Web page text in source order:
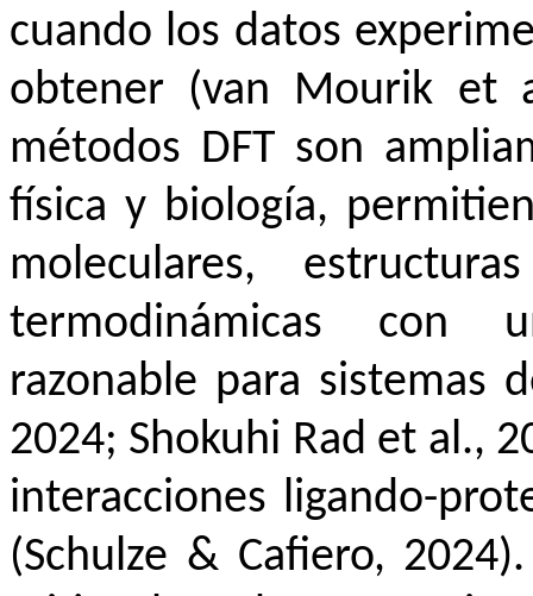
cuando los datos
obtener (van Mourik et
métodos DFT son
física y biología,
moleculares,
termodinámicas con
razonable para sistemas
2024; Shokuhi Rad et al.,
interacciones ligando-
(Schulze & Cafiero,